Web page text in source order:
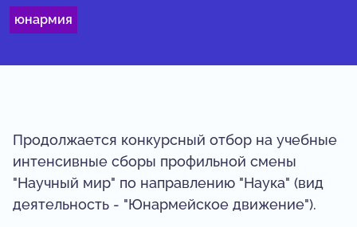
юнармия
Продолжается конкурсный отбор на учебные
интенсивные сборы профильной смены
"Научный мир" по направлению "Наука" (вид
деятельность - "Юнармейское движение").